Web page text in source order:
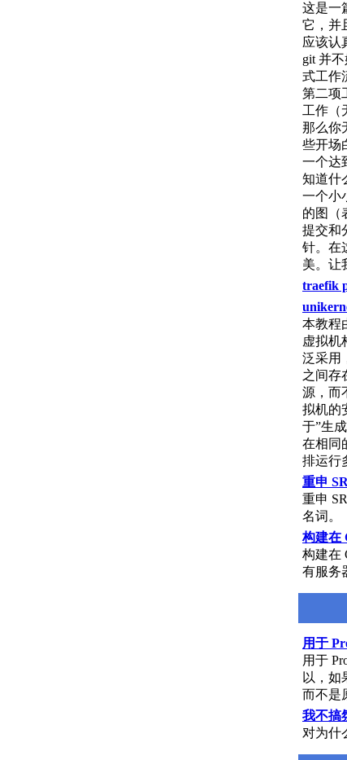
这是一
它，并
应该认
git 并
式工作
第二项
工作（
那么你
些开场
一个达
知道什
一个小
的图（
提交和
针。在
美。让
traefik
本教程
虚拟机
泛采用
之间存
源，而
拟机的
于”生
在相同
排运行
重申
重申
名词。
构建在
构建在
有服务
用于
用于
以，如
而不是
我不搞
对为什